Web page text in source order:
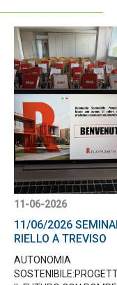
11-06-2026
11/06/2026
RIELLO A TREVISO
AUTONOMIA